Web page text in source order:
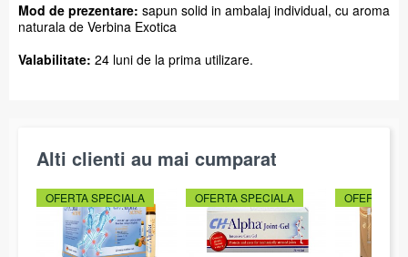
Mod de prezentare: sapun solid in ambalaj individual, cu aroma
naturala de Verbina Exotica
Valabilitate: 24 luni de la prima utilizare.
Alti clienti au mai cumparat
OFERTA SPECIALA OFERTA SPECIALA OFERTA